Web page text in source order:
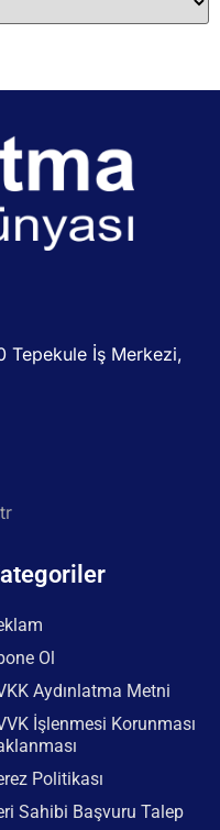
Tepekule İş Merkezi,
Ol
Aydınlatma Metni
İşlenmesi Korunması
Politikası
Sahibi Başvuru Talep